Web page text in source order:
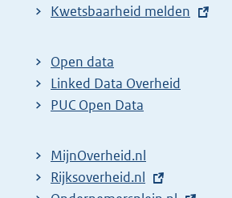
E
t
e
r
l
i
Kwetsbaarheid melden
Open data
Linked Data Overheid
PUC Open Data
MijnOverheid.nl
E
Rijksoverheid.nl